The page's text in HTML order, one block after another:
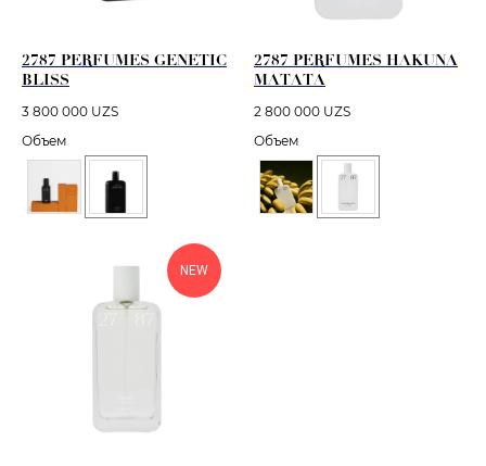
2787 PERFUMES GENETIC
BLISS
3 800 000 UZS
Объем
2787 PERFUMES HAKUNA
MATATA
2 800 000 UZS
Объем
NEW